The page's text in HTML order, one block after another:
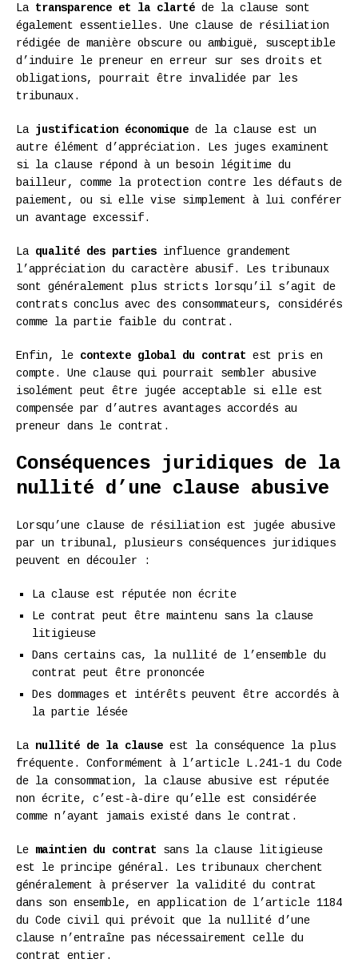
La transparence et la clarté de la clause sont
également essentielles. Une clause de résiliation
rédigée de manière obscure ou ambiguë, susceptible
d’induire le preneur en erreur sur ses droits et
obligations, pourrait être invalidée par les
tribunaux.
La justification économique de la clause est un
autre élément d’appréciation. Les juges examinent
si la clause répond à un besoin légitime du
bailleur, comme la protection contre les défauts de
paiement, ou si elle vise simplement à lui conférer
un avantage excessif.
La qualité des parties influence grandement
l’appréciation du caractère abusif. Les tribunaux
sont généralement plus stricts lorsqu’il s’agit de
contrats conclus avec des consommateurs, considérés
comme la partie faible du contrat.
Enfin, le contexte global du contrat est pris en
compte. Une clause qui pourrait sembler abusive
isolément peut être jugée acceptable si elle est
compensée par d’autres avantages accordés au
preneur dans le contrat.
Conséquences juridiques de la
nullité d’une clause abusive
Lorsqu’une clause de résiliation est jugée abusive
par un tribunal, plusieurs conséquences juridiques
peuvent en découler :
La clause est réputée non écrite
Le contrat peut être maintenu sans la clause
litigieuse
Dans certains cas, la nullité de l’ensemble du
contrat peut être prononcée
Des dommages et intérêts peuvent être accordés à
la partie lésée
La nullité de la clause est la conséquence la plus
fréquente. Conformément à l’article L.241-1 du Code
de la consommation, la clause abusive est réputée
non écrite, c’est-à-dire qu’elle est considérée
comme n’ayant jamais existé dans le contrat.
Le maintien du contrat sans la clause litigieuse
est le principe général. Les tribunaux cherchent
généralement à préserver la validité du contrat
dans son ensemble, en application de l’article 1184
du Code civil qui prévoit que la nullité d’une
clause n’entraîne pas nécessairement celle du
contrat entier.